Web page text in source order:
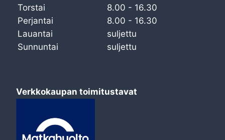
Torstai
8.00 - 16.30
Perjantai
8.00 - 16.30
Lauantai
suljettu
Sunnuntai
suljettu
Verkkokaupan toimitustavat